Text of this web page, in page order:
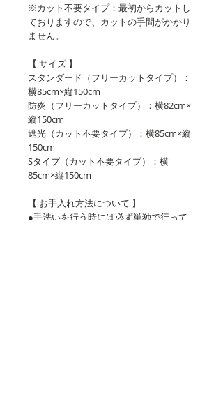
※カット不要タイプ：最初からカットし
ておりますので、カットの手間がかかり
ません。
【 サイズ 】
スタンダード（フリーカットタイプ）：
横85cm×縦150cm
防炎（フリーカットタイプ）：横82cm×
縦150cm
遮光（カット不要タイプ）：横85cm×縦
150cm
Sタイプ（カット不要タイプ）：横
85cm×縦150cm
【 お手入れ方法について 】
●手洗いを行う時には必ず単独で行って